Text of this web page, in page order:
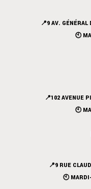
📍9 AV. GÉNÉRAL
🕙
📍102 AVENUE
🕙
📍9 RUE
🕙